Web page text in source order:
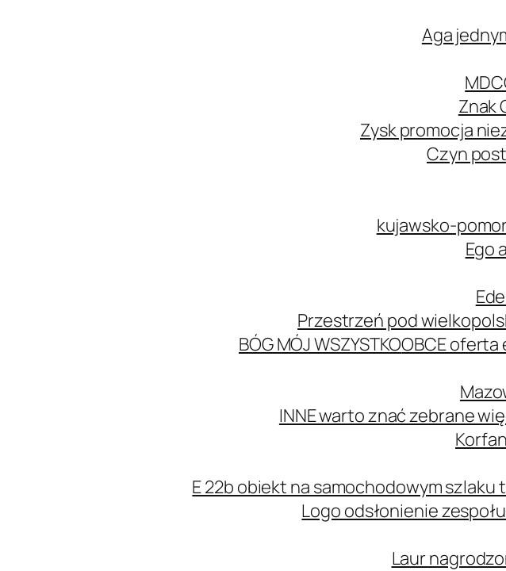
Aga
Znak
Zysk promocja
Czyn
kujawsko-
Ego
Przestrzeń pod
BÓG MÓJ WSZYSTKOOBCE
INNE warto znać zebrane
E 22b obiekt na samochodowym
Logo odsłonienie
Laur